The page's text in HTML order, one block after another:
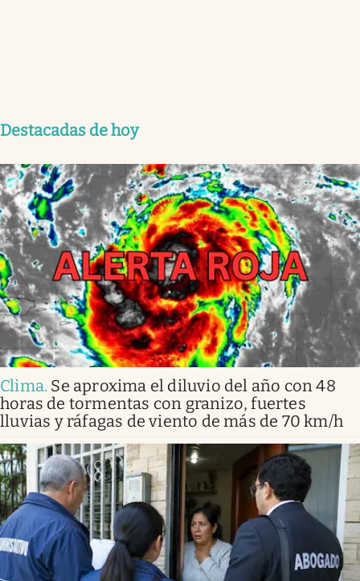
Destacadas de hoy
Clima. Se aproxima el diluvio del año con 48
horas de tormentas con granizo, fuertes
lluvias y ráfagas de viento de más de 70 km/h